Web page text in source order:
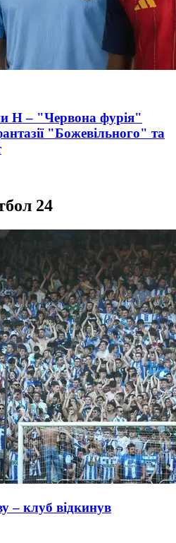
Н – "Червона фурія"
"Божевільного" та
24
– клуб відкинув